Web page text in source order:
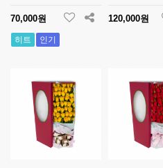
70,000원
히트 인기
120,000원